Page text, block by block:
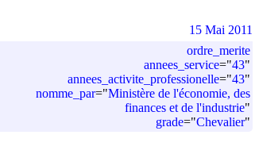
ordre_merite
annees_service="43"
annees_activite_professionelle="43"
nomme_par="Ministère de l'économie, des
finances et de l'industrie"
grade="Chevalier"
15 Mai 2011